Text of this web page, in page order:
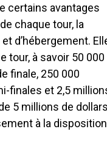
certains avantages
chaque tour, la
d’hébergement.
tour, à savoir 50 000
finale, 250 000
finales et 2,5
5 millions de
à la disposition